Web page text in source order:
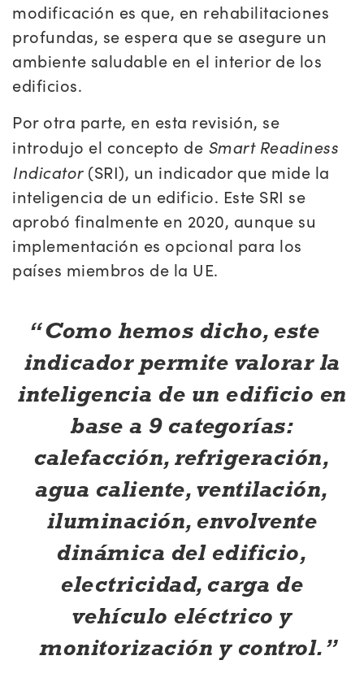
modificación es que, en rehabilitaciones
profundas, se espera que se asegure un
ambiente saludable en el interior de los
edificios.
Por otra parte, en esta revisión, se
introdujo el concepto de Smart Readiness
Indicator(SRI), un indicador que mide la
inteligencia de un edificio. Este SRI se
aprobó finalmente en 2020, aunque su
implementación es opcional para los
países miembros de la UE.
Como hemos dicho, este
indicador permite valorar la
inteligencia de un edificio en
base a 9 categorías:
calefacción, refrigeración,
agua caliente, ventilación,
iluminación, envolvente
dinámica del edificio,
electricidad, carga de
vehículo eléctrico y
monitorización y control.